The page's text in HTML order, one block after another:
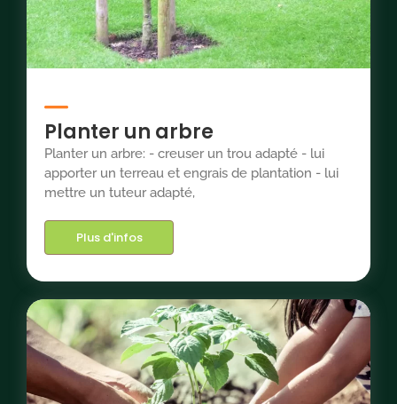
Planter un arbre
Planter un arbre: - creuser un trou adapté - lui
apporter un terreau et engrais de plantation - lui
mettre un tuteur adapté,
Plus d'infos